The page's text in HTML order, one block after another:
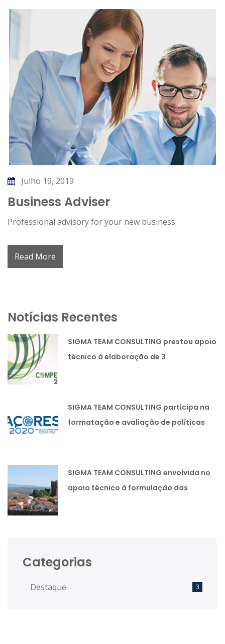
Julho 19, 2019
Business Adviser
Professional advisory for your new business.
Read More
Notícias Recentes
SIGMA TEAM CONSULTING prestou apoio
técnico à elaboração de 3
SIGMA TEAM CONSULTING participa na
formatação e avaliação de políticas
SIGMA TEAM CONSULTING envolvida no
apoio técnico à formulação das
Categorias
Destaque 3